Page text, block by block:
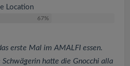
Location
67%
erste Mal im AMALFI essen.
Schwägerin hatte die Gnocchi alla